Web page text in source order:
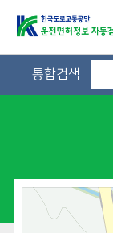
통합검색